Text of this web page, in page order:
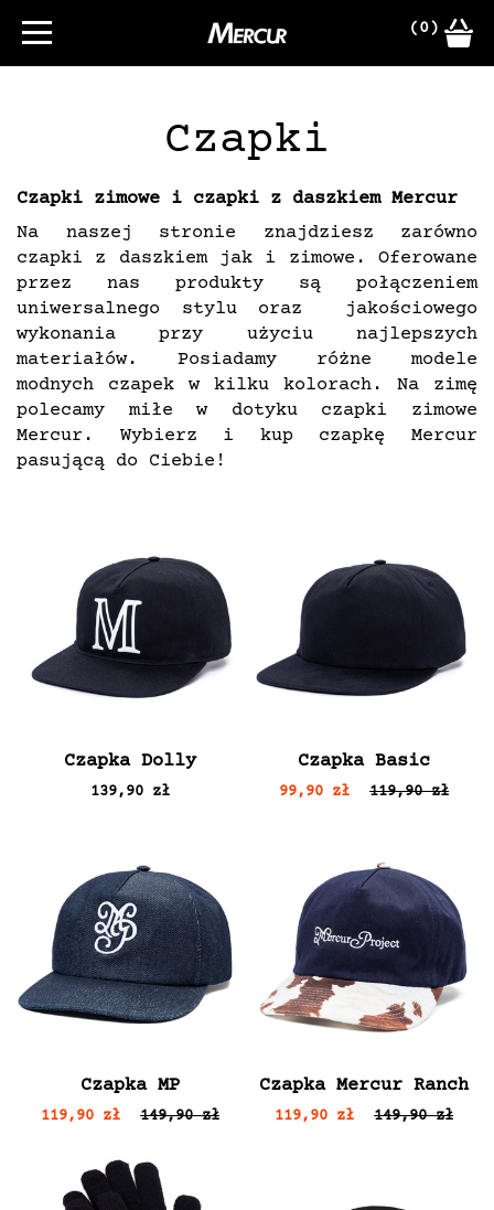
(0)
Czapki
Czapki zimowe i czapki z daszkiem Mercur
Na naszej stronie znajdziesz zarówno
czapki z daszkiem jak i zimowe. Oferowane
przez nas produkty są połączeniem
uniwersalnego stylu oraz jakościowego
wykonania przy użyciu najlepszych
materiałów. Posiadamy różne modele
modnych czapek w kilku kolorach. Na zimę
polecamy miłe w dotyku czapki zimowe
Mercur. Wybierz i kup czapkę Mercur
pasującą do Ciebie!
Czapka Dolly
139,90 zł
Czapka Basic
99,90 zł 119,90 zł
Czapka MP
119,90 zł 149,90 zł
Czapka Mercur Ranch
119,90 zł 149,90 zł